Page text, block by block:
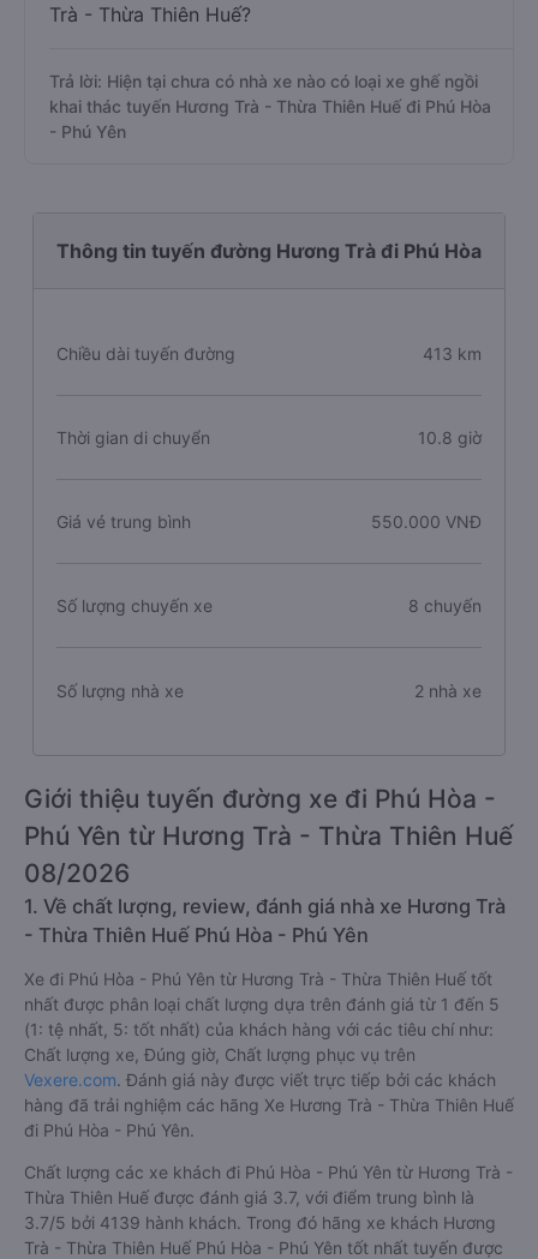
Trà - Thừa Thiên Huế?
Trả lời: Hiện tại chưa có nhà xe nào có loại xe ghế ngồi
khai thác tuyến Hương Trà - Thừa Thiên Huế đi Phú Hòa
- Phú Yên
Thông tin tuyến đường Hương Trà đi Phú Hòa
Chiều dài tuyến đường 413 km
Thời gian di chuyển 10.8 giờ
Giá vé trung bình 550.000 VNĐ
Số lượng chuyến xe 8 chuyến
Số lượng nhà xe 2 nhà xe
Giới thiệu tuyến đường xe đi Phú Hòa -
Phú Yên từ Hương Trà - Thừa Thiên Huế
08/2026
1. Về chất lượng, review, đánh giá nhà xe Hương Trà
- Thừa Thiên Huế Phú Hòa - Phú Yên
Xe đi Phú Hòa - Phú Yên từ Hương Trà - Thừa Thiên Huế tốt
nhất được phân loại chất lượng dựa trên đánh giá từ 1 đến 5
(1: tệ nhất, 5: tốt nhất) của khách hàng với các tiêu chí như:
Chất lượng xe, Đúng giờ, Chất lượng phục vụ trên
Vexere.com. Đánh giá này được viết trực tiếp bởi các khách
hàng đã trải nghiệm các hãng Xe Hương Trà - Thừa Thiên Huế
đi Phú Hòa - Phú Yên.
Chất lượng các xe khách đi Phú Hòa - Phú Yên từ Hương Trà -
Thừa Thiên Huế được đánh giá 3.7, với điểm trung bình là
3.7/5 bởi 4139 hành khách. Trong đó hãng xe khách Hương
Trà - Thừa Thiên Huế Phú Hòa - Phú Yên tốt nhất tuyến được